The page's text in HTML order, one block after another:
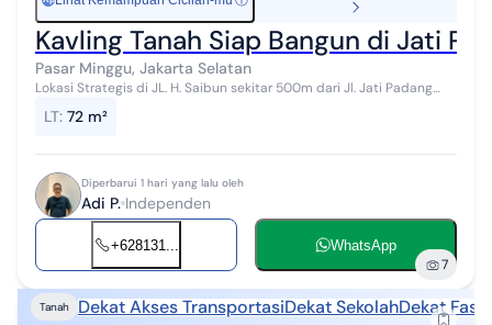
Kavling Tanah Siap Bangun di Jati
Pasar Minggu, Jakarta Selatan
Lokasi Strategis di JL. H. Saibun sekitar 500m dari Jl. Jati Padang
perkantoran dan ...
LT: 72 m²
Diperbarui 1 hari yang lalu oleh
Adi P. Independen
+628131... WhatsApp
7
Tanah Dekat Akses TransportasiDekat SekolahDekat